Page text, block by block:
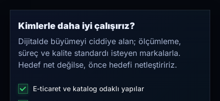
Kimlerle daha iyi çalışırız?
Dijitalde büyümeyi ciddiye alan; ölçümleme,
süreç ve kalite standardı isteyen markalarla.
Hedef net değilse, önce hedefi netleştiririz.
E-ticaret ve katalog odaklı yapılar